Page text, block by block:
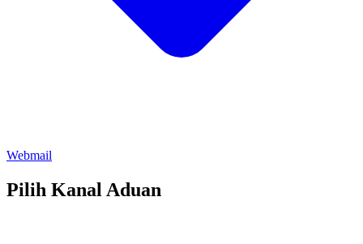
Webmail
Pilih Kanal Aduan